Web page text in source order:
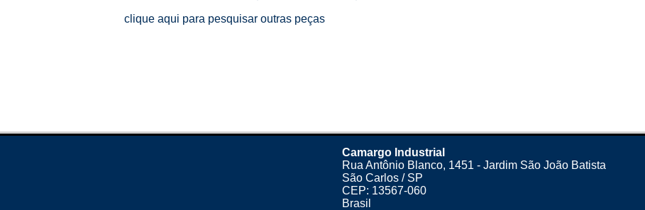
clique aqui para pesquisar outras peças
Camargo Industrial
Rua Antônio Blanco, 1451 - Jardim São João Batista
São Carlos / SP
CEP: 13567-060
Brasil